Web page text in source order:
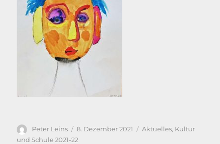
Autor
Peter Leins
Veröffentlicht
am
8. Dezember 2021 Kategorien
Aktuelles, Kultur
und Schule 2021-22